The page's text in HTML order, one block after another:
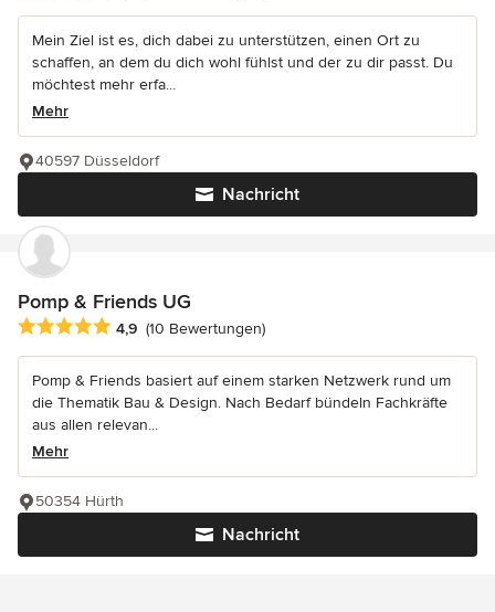
Mein Ziel ist es, dich dabei zu unterstützen, einen Ort zu
schaffen, an dem du dich wohl fühlst und der zu dir passt. Du
möchtest mehr erfa...
Mehr
Nachricht
40597 Düsseldorf
Pomp & Friends UG
Durchschnittliche Bewertung: 4.9 von 5 Sternen
4,9 (10 Bewertungen)
Pomp & Friends basiert auf einem starken Netzwerk rund um
die Thematik Bau & Design. Nach Bedarf bündeln Fachkräfte
aus allen relevan...
Mehr
Nachricht
50354 Hürth